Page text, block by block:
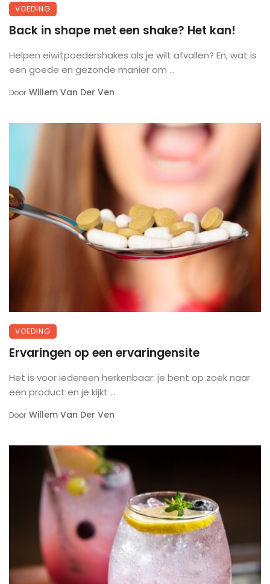
VOEDING
Back in shape met een shake? Het kan!
Helpen eiwitpoedershakes als je wilt afvallen? En, wat is
een goede en gezonde manier om ...
Door Willem Van Der Ven
VOEDING
Ervaringen op een ervaringensite
Het is voor iedereen herkenbaar: je bent op zoek naar
een product en je kijkt ...
Door Willem Van Der Ven